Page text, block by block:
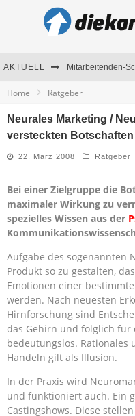
AKTUELL
Home Ratgeber
Neurales Marketing /
versteckten Botschaften
22. März 2008 Ratgeber
Bei einer Zielgruppe die
maximaler Wirkung zu
spezielles Wissen aus der
Aufgabe des sogenannten
Produkt so zu gestalten,
Emotionen einer
werden. Nach neuesten
Hirnforschung sind
das Gehirn und folglich für
bedeutungslos. Rationales
Handeln gilt als Illusion.
In der Praxis wird
und funktioniert auch. Ein
Castingshows. Diese